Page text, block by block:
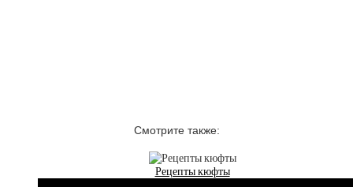
Смотрите также:
Рецепты кюфты